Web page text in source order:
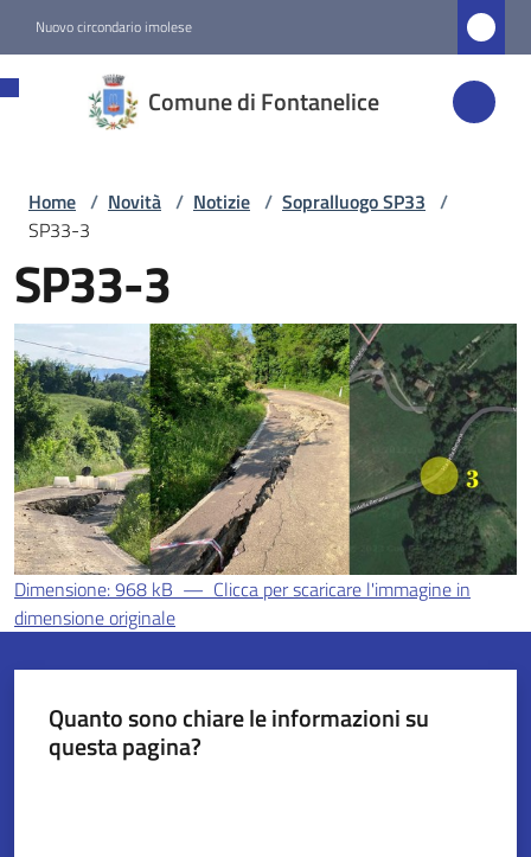
Nuovo circondario imolese
Comune di Fontanelice
Fontanelice
Amministrazione
Novità
Menu selezionato
Servizi
Vivere
Fontanelice
Servizi
line
Tutti
Home / Novità / Notizie / Sopralluogo SP33 /
SP33-3
SP33-3
Dimensione: 968 kB — Clicca per scaricare l'immagine in
dimensione originale
Quanto sono chiare le informazioni su
questa pagina?